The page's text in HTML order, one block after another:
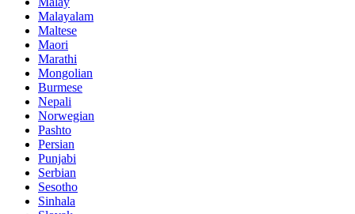
Malayalam
Maltese
Maori
Marathi
Mongolian
Burmese
Nepali
Norwegian
Pashto
Persian
Punjabi
Serbian
Sesotho
Sinhala